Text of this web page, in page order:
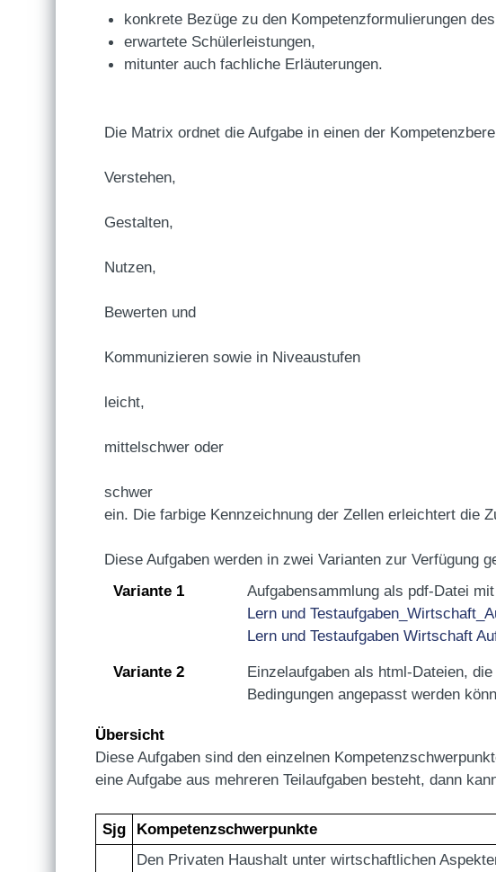
konkrete Bezüge zu den Kompetenzformulierungen
erwartete Schülerleistungen,
mitunter auch fachliche Erläuterungen.
Die Matrix ordnet die Aufgabe in einen der
Verstehen,
Gestalten,
Nutzen,
Bewerten und
Kommunizieren sowie in Niveaustufen
leicht,
mittelschwer oder
schwer
ein. Die farbige Kennzeichnung der Zellen erleichtert die
Diese Aufgaben werden in zwei Varianten zur Verfügung
Variante 1
Aufgabensammlung als pdf-Datei
Lern und
Lern und Testaufgaben Wirtschaft
Variante 2
Einzelaufgaben als html-Dateien,
Bedingungen angepasst werden
Übersicht
Diese Aufgaben sind den einzelnen
eine Aufgabe aus mehreren Teilaufgaben besteht, dann
Sjg Kompetenzschwerpunkte
Den Privaten Haushalt unter wirtschaftlichen